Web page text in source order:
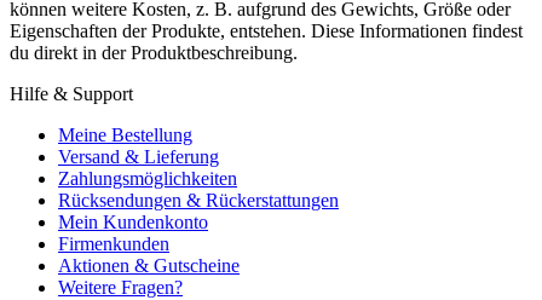
können weitere Kosten, z. B. aufgrund des Gewichts, Größe oder
Eigenschaften der Produkte, entstehen. Diese Informationen findest
du direkt in der Produktbeschreibung.
Hilfe & Support
Meine Bestellung
Versand & Lieferung
Zahlungsmöglichkeiten
Rücksendungen & Rückerstattungen
Mein Kundenkonto
Firmenkunden
Aktionen & Gutscheine
Weitere Fragen?